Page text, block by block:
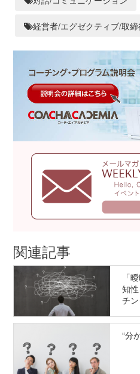
経営者/エグゼクティブ/取締
関連記事
「
知
チ
“分